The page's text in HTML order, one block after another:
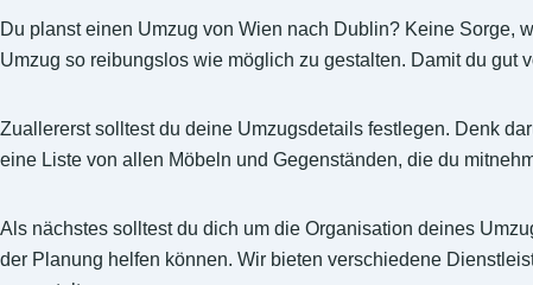
Du planst einen Umzug von Wien nach Dublin? Keine Sorge,
Umzug so reibungslos wie möglich zu gestalten. Damit du gut
Zuallererst solltest du deine Umzugsdetails festlegen. Denk
eine Liste von allen Möbeln und Gegenständen, die du
Als nächstes solltest du dich um die Organisation deines
der Planung helfen können. Wir bieten verschiedene